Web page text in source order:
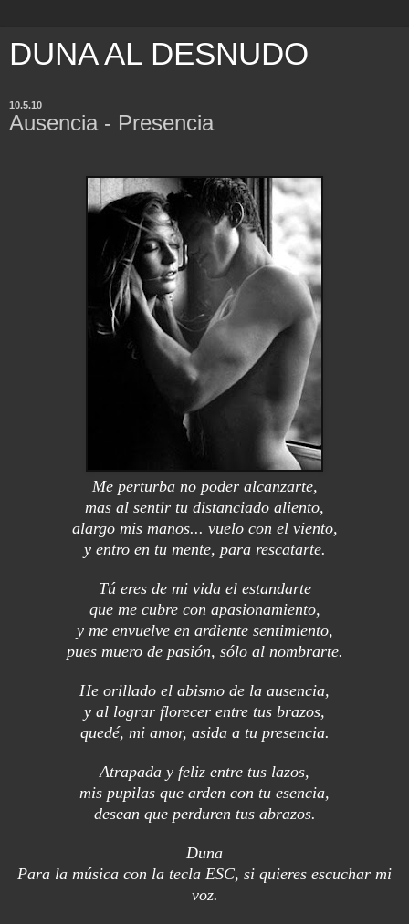
DUNA AL DESNUDO
10.5.10
Ausencia - Presencia
Me perturba no poder alcanzarte,
mas al sentir tu distanciado aliento,
alargo mis manos... vuelo con el viento,
y entro en tu mente, para rescatarte.
Tú eres de mi vida el estandarte
que me cubre con apasionamiento,
y me envuelve en ardiente sentimiento,
pues muero de pasión, sólo al nombrarte.
He orillado el abismo de la ausencia,
y al lograr florecer entre tus brazos,
quedé, mi amor, asida a tu presencia.
Atrapada y feliz entre tus lazos,
mis pupilas que arden con tu esencia,
desean que perduren tus abrazos.
Duna
Para la música con la tecla ESC, si quieres escuchar mi
voz.